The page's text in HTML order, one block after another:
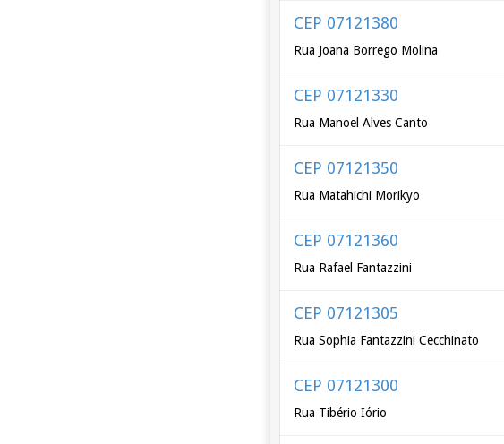
CEP 07121380
Rua Joana Borrego Molina
CEP 07121330
Rua Manoel Alves Canto
CEP 07121350
Rua Matahichi Morikyo
CEP 07121360
Rua Rafael Fantazzini
CEP 07121305
Rua Sophia Fantazzini Cecchinato
CEP 07121300
Rua Tibério Iório